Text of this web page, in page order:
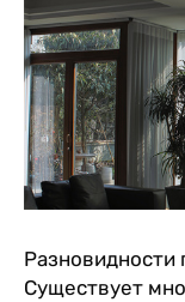
Разновидности
Существует